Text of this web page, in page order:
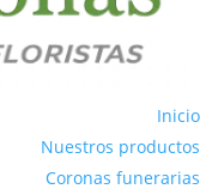
Inicio
Nuestros productos
Coronas funerarias